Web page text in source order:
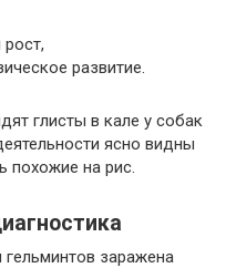
развитие.
глисты в кале у собак
ясно видны
похожие на рис.
заражена